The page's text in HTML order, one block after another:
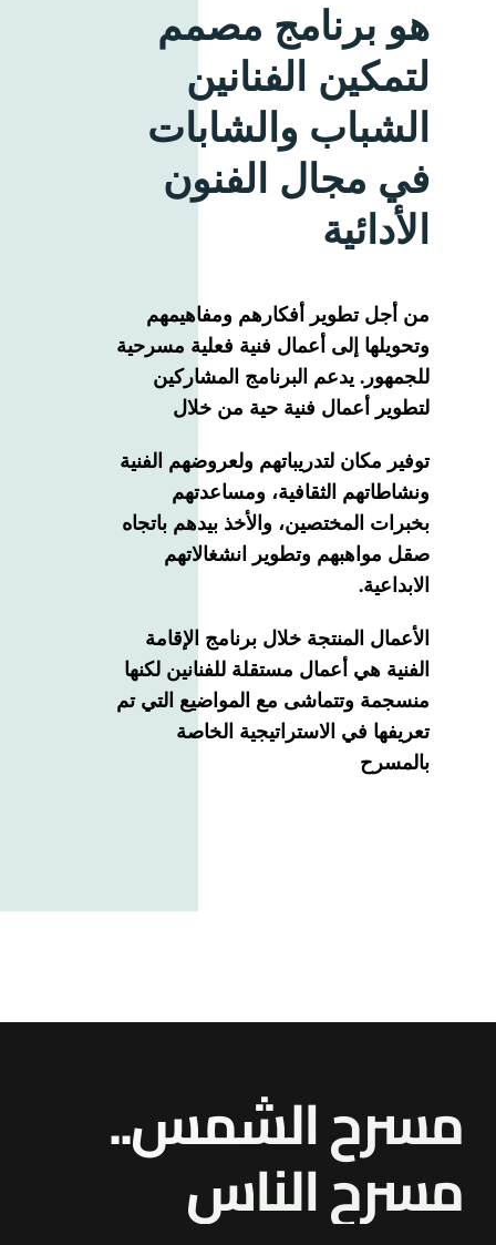
هو برنامج مصمم
لتمكين الفنانين
الشباب والشابات
في مجال الفنون
الأدائية
من أجل تطوير أفكارهم ومفاهيمهم
وتحويلها إلى أعمال فنية فعلية مسرحية
للجمهور. يدعم البرنامج المشاركين
لتطوير أعمال فنية حية من خلال
توفير مكان لتدريباتهم ولعروضهم الفنية
ونشاطاتهم الثقافية، ومساعدتهم
بخبرات المختصين، والأخذ بيدهم باتجاه
صقل مواهبهم وتطوير انشغالاتهم
الابداعية.
الأعمال المنتجة خلال برنامج الإقامة
الفنية هي أعمال مستقلة للفنانين لكنها
منسجمة وتتماشى مع المواضيع التي تم
تعريفها في الاستراتيجية الخاصة
بالمسرح
مسرح الشمس..
مسرحالناس